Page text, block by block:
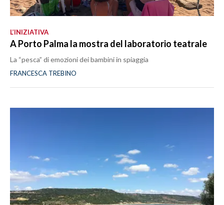
L’INIZIATIVA
A Porto Palma la mostra del laboratorio teatrale
La “pesca” di emozioni dei bambini in spiaggia
FRANCESCA TREBINO